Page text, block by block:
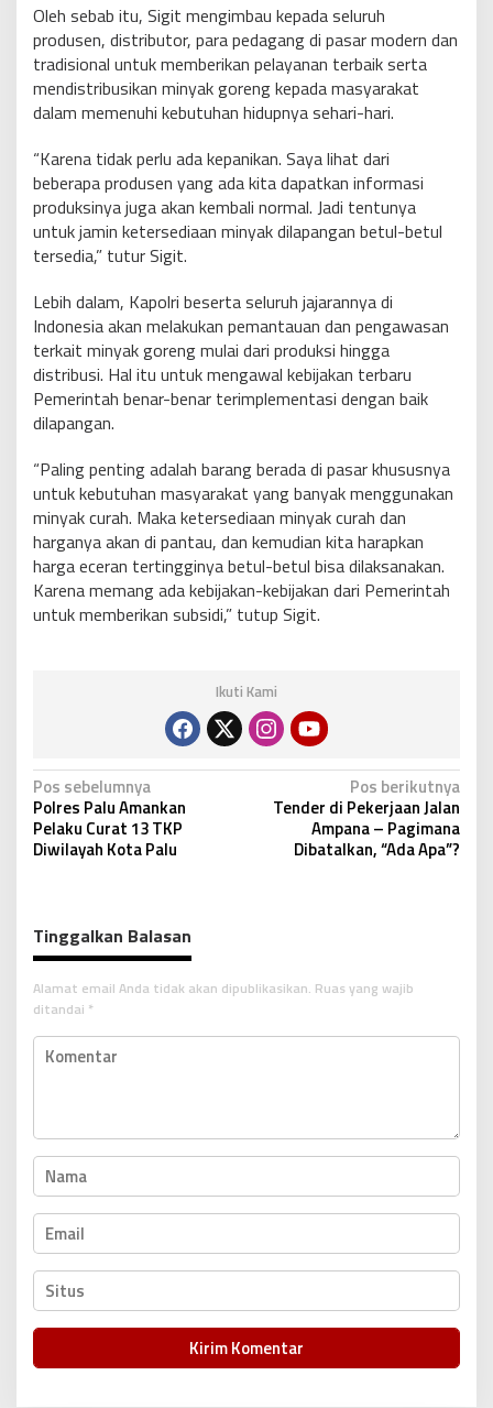
Oleh sebab itu, Sigit mengimbau kepada seluruh
produsen, distributor, para pedagang di pasar modern dan
tradisional untuk memberikan pelayanan terbaik serta
mendistribusikan minyak goreng kepada masyarakat
dalam memenuhi kebutuhan hidupnya sehari-hari.
“Karena tidak perlu ada kepanikan. Saya lihat dari
beberapa produsen yang ada kita dapatkan informasi
produksinya juga akan kembali normal. Jadi tentunya
untuk jamin ketersediaan minyak dilapangan betul-betul
tersedia,” tutur Sigit.
Lebih dalam, Kapolri beserta seluruh jajarannya di
Indonesia akan melakukan pemantauan dan pengawasan
terkait minyak goreng mulai dari produksi hingga
distribusi. Hal itu untuk mengawal kebijakan terbaru
Pemerintah benar-benar terimplementasi dengan baik
dilapangan.
“Paling penting adalah barang berada di pasar khususnya
untuk kebutuhan masyarakat yang banyak menggunakan
minyak curah. Maka ketersediaan minyak curah dan
harganya akan di pantau, dan kemudian kita harapkan
harga eceran tertingginya betul-betul bisa dilaksanakan.
Karena memang ada kebijakan-kebijakan dari Pemerintah
untuk memberikan subsidi,” tutup Sigit.
Ikuti Kami
N
a
v
a
s
i
p
o
Pos sebelumnya
Polres Palu Amankan
Pelaku Curat 13 TKP
Diwilayah Kota Palu
Pos berikutnya
Tender di Pekerjaan Jalan
Ampana – Pagimana
Dibatalkan, “Ada Apa”?
Tinggalkan Balasan
Alamat email Anda tidak akan dipublikasikan. Ruas yang wajib
ditandai *